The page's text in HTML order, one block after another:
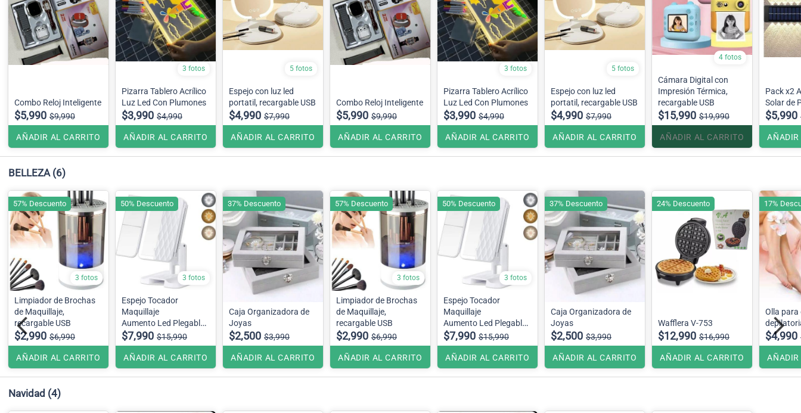
Combo Reloj Inteligente
$5,990 $9,990
AÑADIR AL CARRITO
3 fotos
Pizarra Tablero Acrílico
Luz Led Con Plumones
$3,990 $4,990
AÑADIR AL CARRITO
5 fotos
Espejo con luz led
portatil, recargable USB
$4,990 $7,990
AÑADIR AL CARRITO
Combo Reloj Inteligente
$5,990 $9,990
AÑADIR AL CARRITO
3 fotos
Pizarra Tablero Acrílico
Luz Led Con Plumones
$3,990 $4,990
AÑADIR AL CARRITO
5 fotos
Espejo con luz led
portatil, recargable USB
$4,990 $7,990
AÑADIR AL CARRITO
4 fotos
Cámara Digital con
Impresión Térmica,
recargable USB
$15,990 $19,990
AÑADIR AL CARRITO
Pack x2
Solar de
$5,990
AÑADIR
BELLEZA (6)
3 fotos
Limpiador de Brochas
de Maquillaje,
recargable USB
$2,990 $6,990
AÑADIR AL CARRITO
57% Descuento
3 fotos
Espejo Tocador
Maquillaje
Aumento Led Plegable
Colores Blanco y Negro
$7,990 $15,990
AÑADIR AL CARRITO
50% Descuento
Caja Organizadora de
Joyas
$2,500 $3,990
AÑADIR AL CARRITO
37% Descuento
3 fotos
Limpiador de Brochas
de Maquillaje,
recargable USB
$2,990 $6,990
AÑADIR AL CARRITO
57% Descuento
3 fotos
Espejo Tocador
Maquillaje
Aumento Led Plegable
Colores Blanco y Negro
$7,990 $15,990
AÑADIR AL CARRITO
50% Descuento
Caja Organizadora de
Joyas
$2,500 $3,990
AÑADIR AL CARRITO
37% Descuento
Wafflera V-753
$12,990 $16,990
AÑADIR AL CARRITO
24% Descuento
Olla para
$4,990
AÑADIR
17%
Navidad (4)